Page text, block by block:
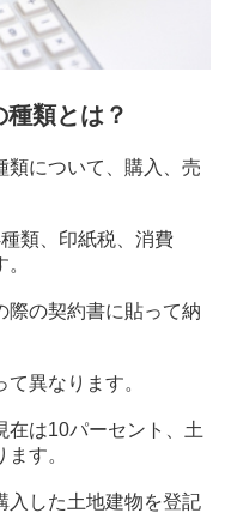
類とは？
類について、購入、売
類、印紙税、消費
際の契約書に貼って納
異なります。
在は10パーセント、土
す。
入した土地建物を登記